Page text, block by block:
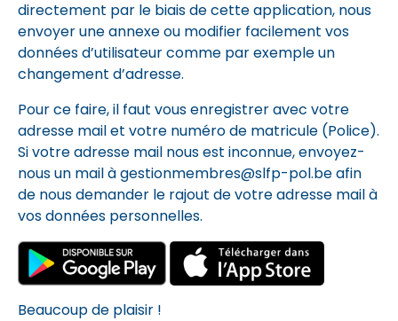
directement par le biais de cette application, nous
envoyer une annexe ou modifier facilement vos
données d’utilisateur comme par exemple un
changement d’adresse.
Pour ce faire, il faut vous enregistrer avec votre
adresse mail et votre numéro de matricule (Police).
Si votre adresse mail nous est inconnue, envoyez-
nous un mail àgestionmembres@slfp-pol.beafin
de nous demander le rajout de votre adresse mail à
vos données personnelles.
Beaucoup de plaisir !